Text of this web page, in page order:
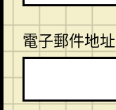
電子郵件地址